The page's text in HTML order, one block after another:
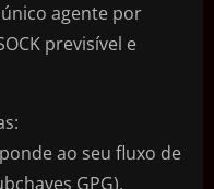
agente por
previsível e
ao seu fluxo de
GPG).